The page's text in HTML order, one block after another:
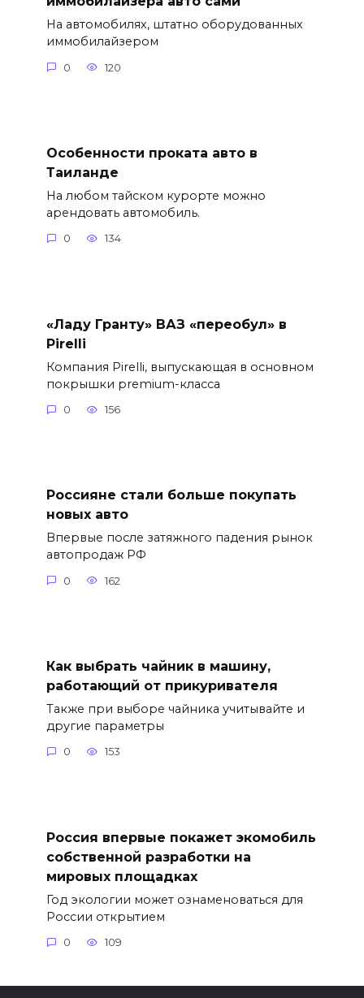
На автомобилях, штатно оборудованных
иммобилайзером
0 120
Особенности проката авто в
Таиланде
На любом тайском курорте можно
арендовать автомобиль.
0 134
«Ладу Гранту» ВАЗ «переобул» в
Pirelli
Компания Pirelli, выпускающая в основном
покрышки premium-класса
0 156
Россияне стали больше покупать
новых авто
Впервые после затяжного падения рынок
автопродаж РФ
0 162
Как выбрать чайник в машину,
работающий от прикуривателя
Также при выборе чайника учитывайте и
другие параметры
0 153
Россия впервые покажет экомобиль
собственной разработки на
мировых площадках
Год экологии может ознаменоваться для
России открытием
0 109